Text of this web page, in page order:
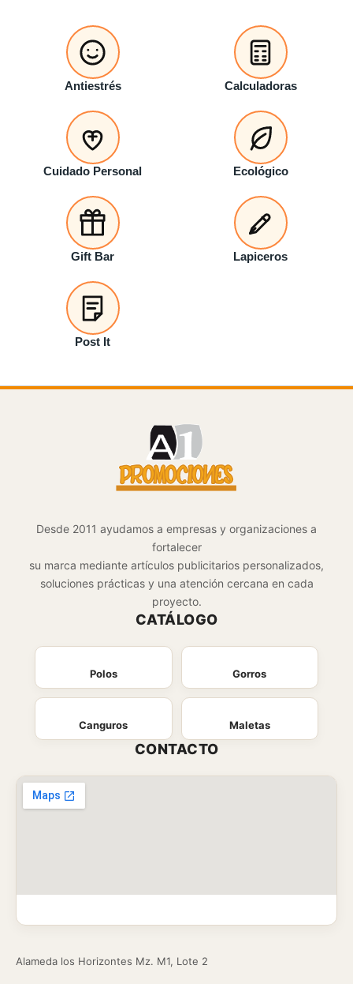
Antiestrés Calculadoras
Cuidado Personal Ecológico
Gift Bar Lapiceros
Post It
Desde 2011 ayudamos a empresas y organizaciones a
fortalecer
su marca mediante artículos publicitarios personalizados,
soluciones prácticas y una atención cercana en cada
proyecto.
CATÁLOGO
Polos Gorros
Canguros Maletas
CONTACTO
Alameda los Horizontes Mz. M1, Lote 2